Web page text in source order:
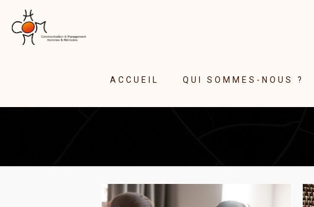
ACCUEIL QUI SOMMES-NOUS ?